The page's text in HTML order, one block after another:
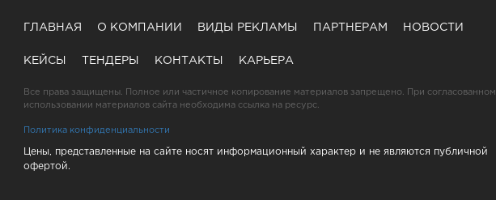
ГЛАВНАЯ О КОМПАНИИ ВИДЫ РЕКЛАМЫ ПАРТНЕРАМ НОВОСТИ
КЕЙСЫ ТЕНДЕРЫ КОНТАКТЫ КАРЬЕРА
Все права защищены. Полное или частичное копирование материалов запрещено. При согласованном
использовании материалов сайта необходима ссылка на ресурс.
Политика конфиденциальности
Цены, представленные на сайте носят информационный характер и не являются публичной
офертой.